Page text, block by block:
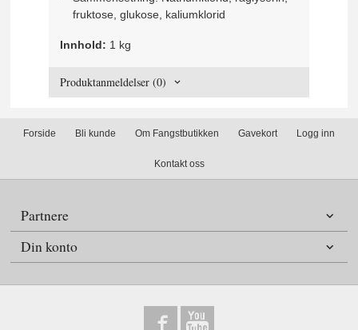
fruktose, glukose, kaliumklorid
Innhold: 1 kg
Produktanmeldelser (0)
Forside Bli kunde Om Fangstbutikken Gavekort Logg inn
Kontakt oss
Partnere
Din konto